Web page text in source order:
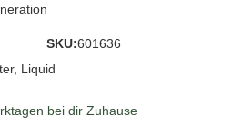
SKU:601636
Liquid
bei dir Zuhause